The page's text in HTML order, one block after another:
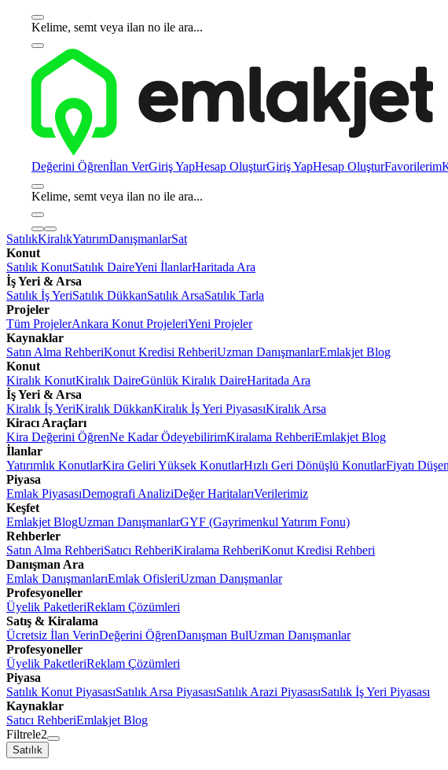
Kelime, semt veya ilan no ile ara...
Değerini Öğrenİlan VerGiriş YapHesap OluşturGiriş YapHesap OluşturFavorilerim
Kelime, semt veya ilan no ile ara...
SatılıkKiralıkYatırımDanışmanlarSat
Konut
Satılık KonutSatılık DaireYeni İlanlarHaritada Ara
İş Yeri & Arsa
Satılık İş YeriSatılık DükkanSatılık ArsaSatılık Tarla
Projeler
Tüm ProjelerAnkara Konut ProjeleriYeni Projeler
Kaynaklar
Satın Alma RehberiKonut Kredisi RehberiUzman DanışmanlarEmlakjet Blog
Konut
Kiralık KonutKiralık DaireGünlük Kiralık DaireHaritada Ara
İş Yeri & Arsa
Kiralık İş YeriKiralık DükkanKiralık İş Yeri PiyasasıKiralık Arsa
Kiracı Araçları
Kira Değerini ÖğrenNe Kadar ÖdeyebilirimKiralama RehberiEmlakjet Blog
İlanlar
Yatırımlık KonutlarKira Geliri Yüksek KonutlarHızlı Geri Dönüşlü KonutlarFiyatı
Piyasa
Emlak PiyasasıDemografi AnaliziDeğer HaritalarıVerilerimiz
Keşfet
Emlakjet BlogUzman DanışmanlarGYF (Gayrimenkul Yatırım Fonu)
Rehberler
Satın Alma RehberiSatıcı RehberiKiralama RehberiKonut Kredisi Rehberi
Danışman Ara
Emlak DanışmanlarıEmlak OfisleriUzman Danışmanlar
Profesyoneller
Üyelik PaketleriReklam Çözümleri
Satış & Kiralama
Ücretsiz İlan VerinDeğerini ÖğrenDanışman BulUzman Danışmanlar
Profesyoneller
Üyelik PaketleriReklam Çözümleri
Piyasa
Satılık Konut PiyasasıSatılık Arsa PiyasasıSatılık Arazi PiyasasıSatılık İş Yeri Piyasası
Kaynaklar
Satıcı RehberiEmlakjet Blog
Filtrele2
Satılık